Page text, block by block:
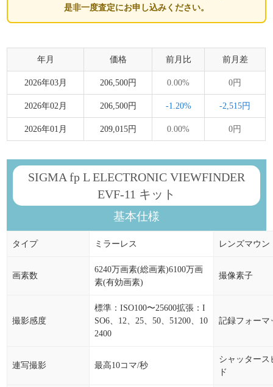
是非一度査定にお申し込みください。
年月 価格 前月比 前月差
2026年03月 206,500円 0.00% 0円
2026年02月 206,500円 -1.20% -2,515円
2026年01月 209,015円 0.00% 0円
SIGMA fp L ELECTRONIC VIEWFINDER
EVF-11 キット
基本仕様
タイプ ミラーレス レンズマウン
画素数
6240万画素(総画素)6100万画
素(有効画素)
撮像素子
撮影感度
標準：ISO100〜25600拡張：I
SO6、12、25、50、51200、10
2400
記録フォーマ
連写撮影 最高10コマ/秒
シャッタース
ド